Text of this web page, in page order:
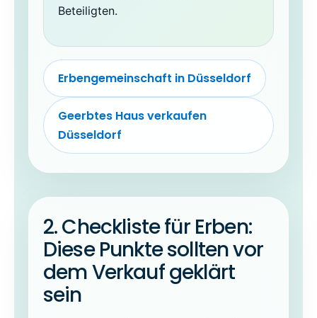
Beteiligten.
Erbengemeinschaft in Düsseldorf
Geerbtes Haus verkaufen
Düsseldorf
2. Checkliste für Erben:
Diese Punkte sollten vor
dem Verkauf geklärt
sein